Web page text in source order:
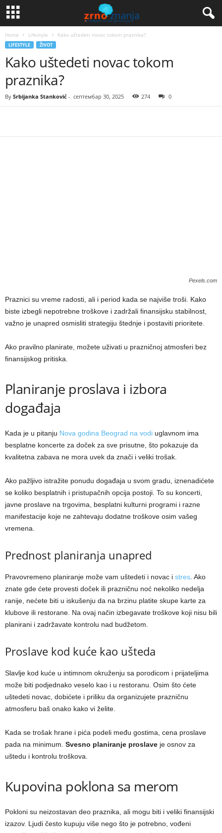
Home Lifestyle Kako uštedeti novac tokom praznika?
LIFESTYLE ŽIVOT
Kako uštedeti novac tokom
praznika?
By Srbijanka Stanković - септембар 30, 2025 274 0
Pexels.com
Praznici su vreme radosti, ali i period kada se najviše troši. Kako
biste izbegli nepotrebne troškove i zadržali finansijsku stabilnost,
važno je unapred osmisliti strategiju štednje i postaviti prioritete.
Ako pravilno planirate, možete uživati u prazničnoj atmosferi bez
finansijskog pritiska.
Planiranje proslava i izbora
događaja
Kada je u pitanju Nova godina Beograd na vodi uglavnom ima
besplatne koncerte za doček za sve prisutne, što pokazuje da
kvalitetna zabava ne mora uvek da znači i veliki trošak.
Ako pažljivo istražite ponudu događaja u svom gradu, iznenadićete
se koliko besplatnih i pristupačnih opcija postoji. To su koncerti,
javne proslave na trgovima, besplatni kulturni programi i razne
manifestacije koje ne zahtevaju dodatne troškove osim vašeg
vremena.
Prednost planiranja unapred
Pravovremeno planiranje može vam uštedeti i novac i stres . Ako
znate gde ćete provesti doček ili prazničnu noć nekoliko nedelja
ranije, nećete biti u iskušenju da na brzinu platite skupe karte za
klubove ili restorane. Na ovaj način izbegavate troškove koji nisu bili
planirani i zadržavate kontrolu nad budžetom.
Proslave kod kuće kao ušteda
Slavlje kod kuće u intimnom okruženju sa porodicom i prijateljima
može biti podjednako veselo kao i u restoranu. Osim što ćete
uštedeti novac, dobićete i priliku da organizujete prazničnu
atmosferu baš onako kako vi želite.
Kada se trošak hrane i pića podeli među gostima, cena proslave
pada na minimum. Svesno planiranje proslave je osnov za
uštedu i kontrolu troškova.
Kupovina poklona sa merom
Pokloni su neizostavan deo praznika, ali mogu biti i veliki finansijski
izazov. Ljudi često kupuju više nego što je potrebno, vođeni